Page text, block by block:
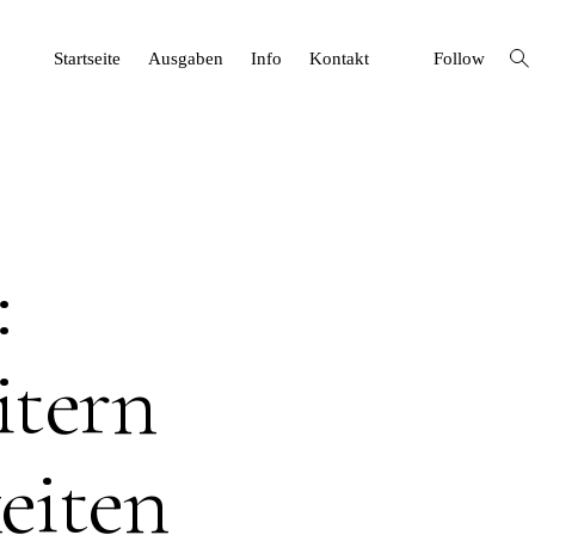
Startseite Ausgaben Info Kontakt Follow
open
search